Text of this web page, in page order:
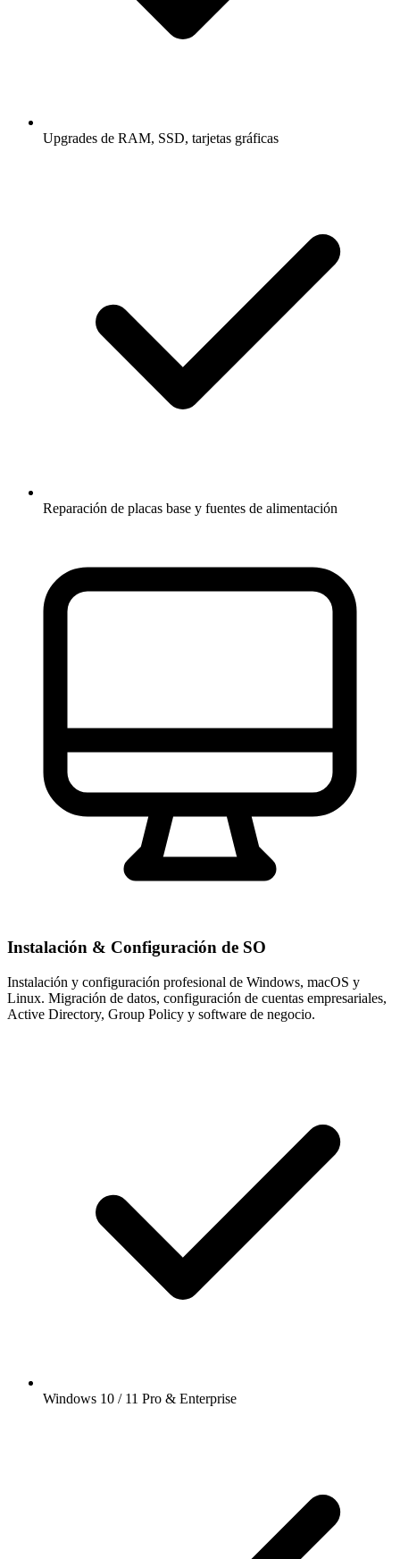
Upgrades de RAM, SSD, tarjetas gráficas
Reparación de placas base y fuentes de alimentación
Instalación & Configuración de SO
Instalación y configuración profesional de Windows, macOS y
Linux. Migración de datos, configuración de cuentas empresariales,
Active Directory, Group Policy y software de negocio.
Windows 10 / 11 Pro & Enterprise